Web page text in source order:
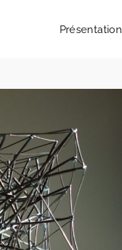
Présentation